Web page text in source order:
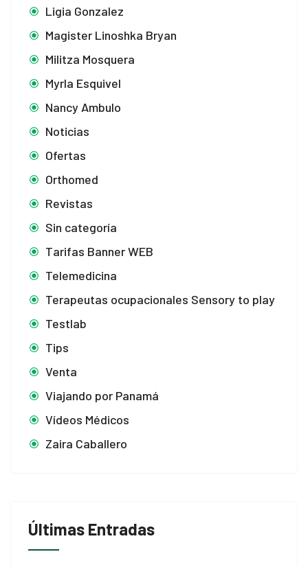
Ligia Gonzalez
Magister Linoshka Bryan
Militza Mosquera
Myrla Esquivel
Nancy Ambulo
Noticias
Ofertas
Orthomed
Revistas
Sin categoría
Tarifas Banner WEB
Telemedicina
Terapeutas ocupacionales Sensory to play
Testlab
Tips
Venta
Viajando por Panamá
Vídeos Médicos
Zaira Caballero
Últimas Entradas